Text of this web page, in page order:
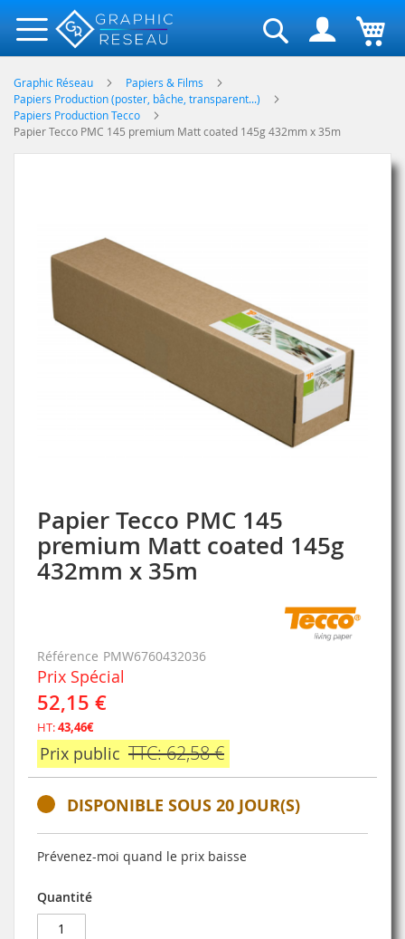
Rechercher
Graphic Réseau
Papiers & Films
Papiers Production (poster, bâche, transparent...)
Papiers Production Tecco
Papier Tecco PMC 145 premium Matt coated 145g 432mm x 35m
Papier Tecco PMC 145
premium Matt coated 145g
432mm x 35m
Référence PMW6760432036
Prix Spécial
52,15 €
HT:43,46€
Prix public TTC: 62,58 €
DISPONIBLE SOUS 20 JOUR(S)
Prévenez-moi quand le prix baisse
Quantité
the
images
gallery
Skip
to
the
beginning